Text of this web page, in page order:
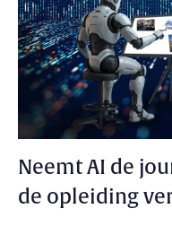
Neemt AI de
de opleiding